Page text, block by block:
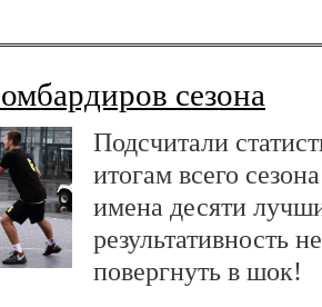
сезона
Подсчитали
итогам всего
имена десяти
результативность
повергнуть в шок!